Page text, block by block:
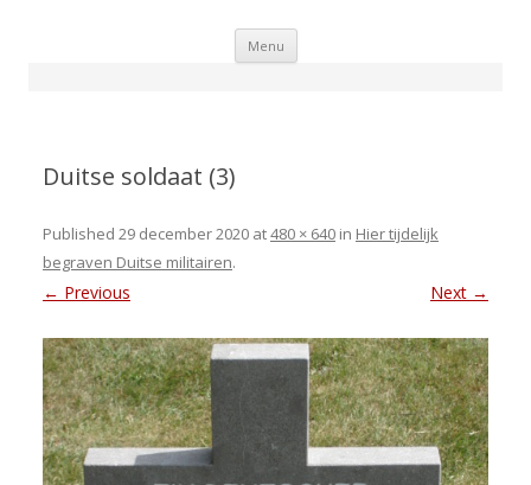
Menu Skip
Duitse soldaat (3)
Published 29 december 2020 at480 × 640 in Hier tijdelijk
begraven Duitse militairen.
← Previous Next →